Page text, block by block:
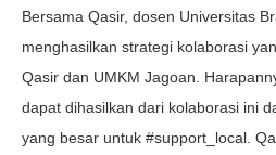
Bersama Qasir, dosen Universitas
menghasilkan strategi kolaborasi
Qasir dan UMKM Jagoan.
dapat dihasilkan dari kolaborasi ini
yang besar untuk #support_local.